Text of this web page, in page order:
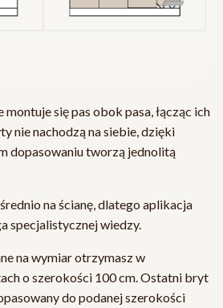
się pas obok pasa, łącząc ich
nie nachodzą na siebie, dzięki
dopasowaniu tworzą jednolitą
na ścianę, dlatego aplikacja
specjalistycznej wiedzy.
na wymiar otrzymasz w
o szerokości 100 cm. Ostatni bryt
do podanej szerokości